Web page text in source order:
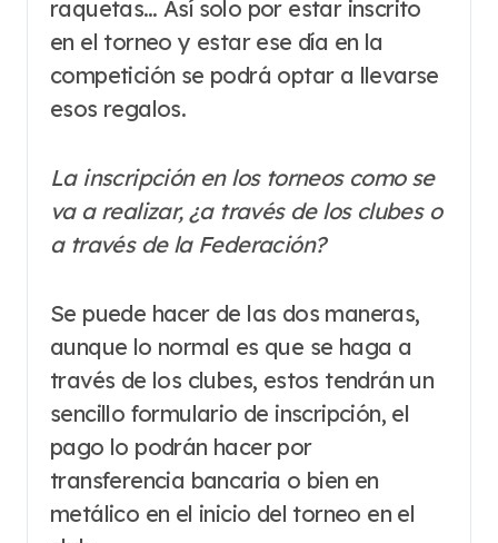
raquetas… Así solo por estar inscrito
en el torneo y estar ese día en la
competición se podrá optar a llevarse
esos regalos.
La inscripción en los torneos como se
va a realizar, ¿a través de los clubes o
a través de la Federación?
Se puede hacer de las dos maneras,
aunque lo normal es que se haga a
través de los clubes, estos tendrán un
sencillo formulario de inscripción, el
pago lo podrán hacer por
transferencia bancaria o bien en
metálico en el inicio del torneo en el